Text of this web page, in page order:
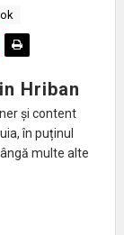
Hriban
și content
în puținul
multe alte